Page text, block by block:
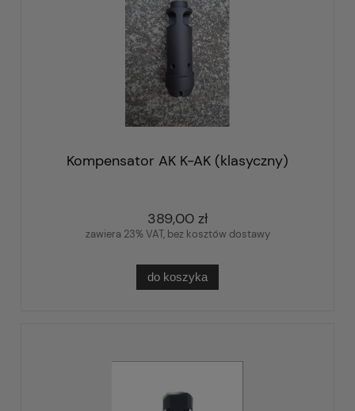
Kompensator AK K-AK (klasyczny)
389,00 zł
zawiera 23% VAT, bez kosztów dostawy
do koszyka